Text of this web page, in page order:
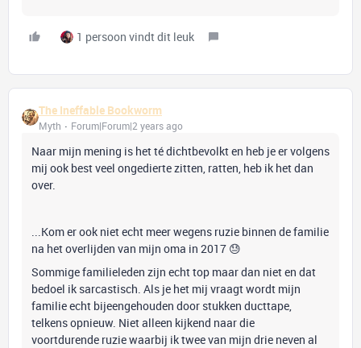
1 persoon vindt dit leuk
The Ineffable Bookworm
Myth Forum|Forum|2 years ago
Naar mijn mening is het té dichtbevolkt en heb je er volgens
mij ook best veel ongedierte zitten, ratten, heb ik het dan
over.
...Kom er ook niet echt meer wegens ruzie binnen de familie
na het overlijden van mijn oma in 2017 😓
Sommige familieleden zijn echt top maar dan niet en dat
bedoel ik sarcastisch. Als je het mij vraagt wordt mijn
familie echt bijeengehouden door stukken ducttape,
telkens opnieuw. Niet alleen kijkend naar die
voortdurende ruzie waarbij ik twee van mijn drie neven al